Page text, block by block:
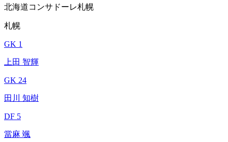
北海道コンサドーレ札幌
札幌
GK 1
上田 智輝
GK 24
田川 知樹
DF 5
當麻 颯